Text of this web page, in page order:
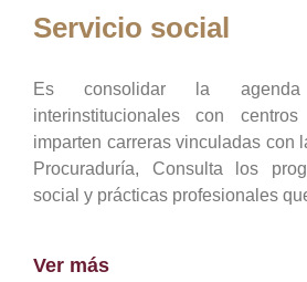
Servicio social
Es consolidar la
interinstitucionales con
imparten carreras vinculadas con
Procuraduría, Consulta los
social y prácticas profesionales
Ver más